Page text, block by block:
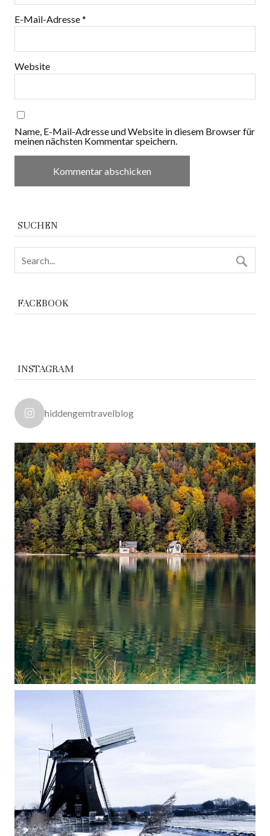
E-Mail-Adresse*
Website
Name, E-Mail-Adresse und Website in diesem Browser für
meinen nächsten Kommentar speichern.
SUCHEN
FACEBOOK
INSTAGRAM
hiddengemtravelblog